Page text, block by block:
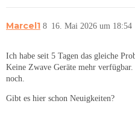
Marcel1 16. Mai 2026 um 18:54
8
Ich habe seit 5 Tagen das gleiche
Keine Zwave Geräte mehr
noch.
Gibt es hier schon Neuigkeiten?